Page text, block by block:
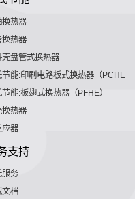
换热器
换热器
壳盘管式换热器
能:印刷电路板式换热器（PCHE）
能:板翅式换热器（PFHE）
换热器
应器
支持
服务
文档